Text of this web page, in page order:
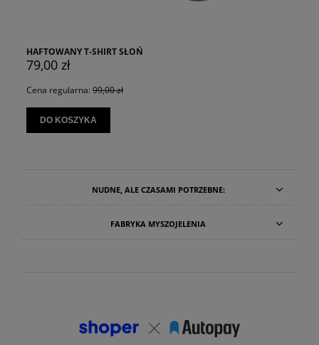
HAFTOWANY T-SHIRT SŁOŃ
79,00 zł
Cena regularna: 99,00 zł
DO KOSZYKA
NUDNE, ALE CZASAMI POTRZEBNE:
FABRYKA MYSZOJELENIA